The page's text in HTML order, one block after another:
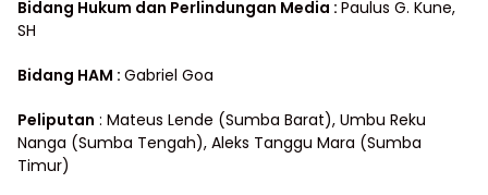
Bidang Hukum dan Perlindungan Media : Paulus G. Kune,
SH
Bidang HAM : Gabriel Goa
Peliputan : Mateus Lende (Sumba Barat), Umbu Reku
Nanga (Sumba Tengah), Aleks Tanggu Mara (Sumba
Timur)